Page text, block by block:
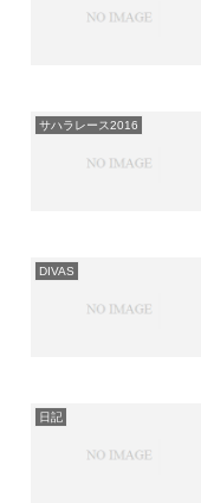
サハラレース2016
DIVAS
日記